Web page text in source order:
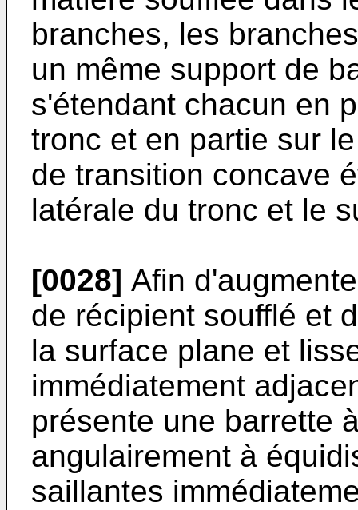
branches, les
un même support de
s'étendant chacun en
tronc et en partie sur
de transition concave
latérale du tronc et le
[0028] Afin
de récipient soufflé et
la surface plane et
immédiatement
présente une barrette
angulairement à
saillantes